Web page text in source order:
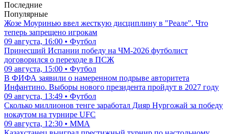
Последние
Популярные
Жозе Моуринью ввел жесткую дисциплину в "Реале". Что
теперь запрещено игрокам
09 августа, 16:00 • Футбол
Принесший Испании победу на ЧМ-2026 футболист
договорился о переходе в ПСЖ
09 августа, 15:00 • Футбол
В ФИФА заявили о намеренном подрыве авторитета
Инфантино. Выборы нового президента пройдут в 2027 году
09 августа, 13:49 • Футбол
Сколько миллионов тенге заработал Дияр Нургожай за победу
нокаутом на турнире UFC
09 августа, 12:30 • ММА